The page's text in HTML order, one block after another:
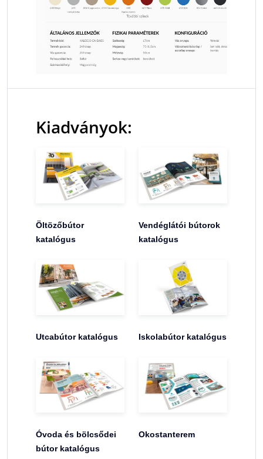
Kiadványok:
Öltözőbútor
katalógus
Vendéglátói bútorok
katalógus
Utcabútor katalógus Iskolabútor katalógus
Óvoda és bölcsődei
bútor katalógus
Okostanterem